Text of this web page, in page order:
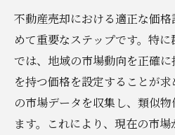
不動産売却における適正な価
めて重要なステップです。特
では、地域の市場動向を正確
を持つ価格を設定することが
の市場データを収集し、類似
ます。これにより、現在の市